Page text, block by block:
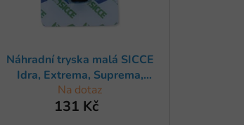
Náhradní tryska malá SICCE
Idra, Extrema, Suprema,
Ecopond (1ks)
Na dotaz
131 Kč